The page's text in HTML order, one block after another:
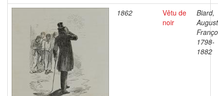
1862
Vêtu de
noir
Biard,
1798-
1882